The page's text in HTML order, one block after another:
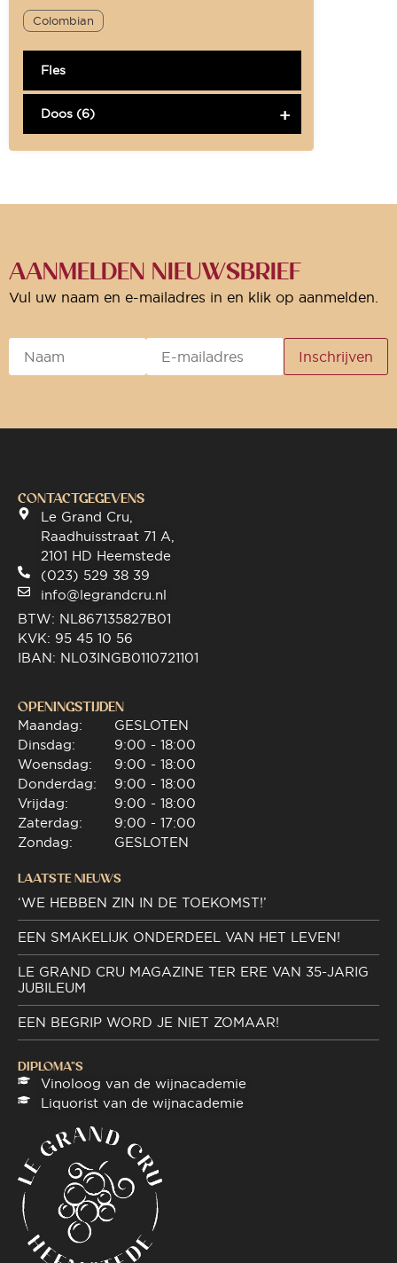
Colombian
Fles
Doos (6)
AANMELDEN NIEUWSBRIEF
Vul uw naam en e-mailadres in en klik op aanmelden.
CONTACTGEGEVENS
Le Grand Cru,
Raadhuisstraat 71 A,
2101 HD Heemstede
(023) 529 38 39
info@legrandcru.nl
BTW: NL867135827B01
KVK: 95 45 10 56
IBAN: NL03INGB0110721101
OPENINGSTIJDEN
Maandag:
Dinsdag:
Woensdag:
Donderdag:
Vrijdag:
Zaterdag:
Zondag:
GESLOTEN
9:00 - 18:00
9:00 - 18:00
9:00 - 18:00
9:00 - 18:00
9:00 - 17:00
GESLOTEN
LAATSTE NIEUWS
‘WE HEBBEN ZIN IN DE TOEKOMST!’
EEN SMAKELIJK ONDERDEEL VAN HET LEVEN!
LE GRAND CRU MAGAZINE TER ERE VAN 35-JARIG
JUBILEUM
EEN BEGRIP WORD JE NIET ZOMAAR!
DIPLOMA"S
Vinoloog van de wijnacademie
Liquorist van de wijnacademie